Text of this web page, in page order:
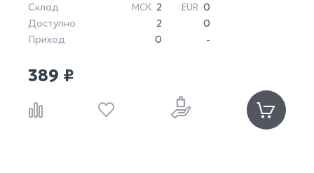
Склад МСК 2 EUR 0
Доступно
2
0
Приход
0 -
389 ₽